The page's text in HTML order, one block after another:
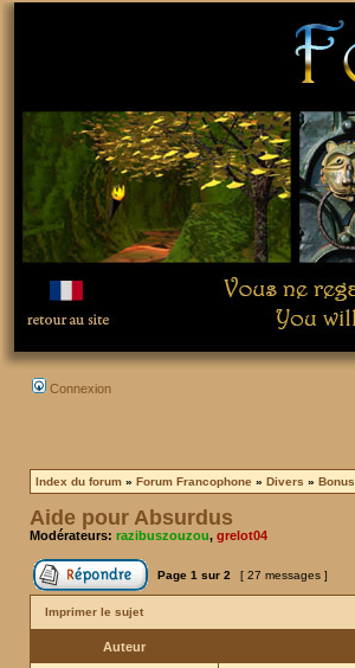
Connexion
Index du forum » Forum Francophone » Divers » Bonus
Aide pour Absurdus
Modérateurs: razibuszouzou, grelot04
Page 1 sur 2 [ 27 messages ]
Imprimer le sujet
Auteur